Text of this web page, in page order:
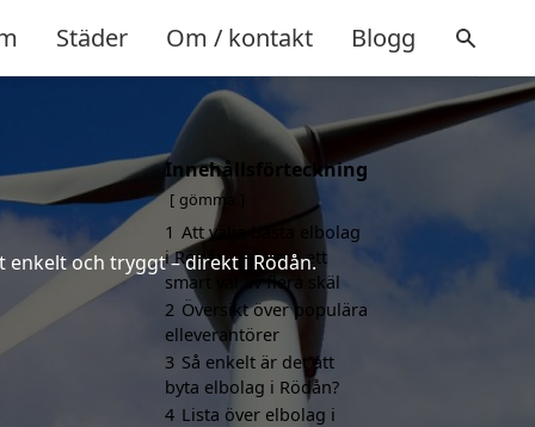
Städer Om / kontakt Blogg
och tryggt – direkt i Rödån.
Innehållsförteckning
gömma
1 Att välja bästa elbolag
i Rödån kan vara ett
smart val av flera skäl
2 Översikt över populära
elleverantörer
3 Så enkelt är det att
byta elbolag i Rödån?
4 Lista över elbolag i